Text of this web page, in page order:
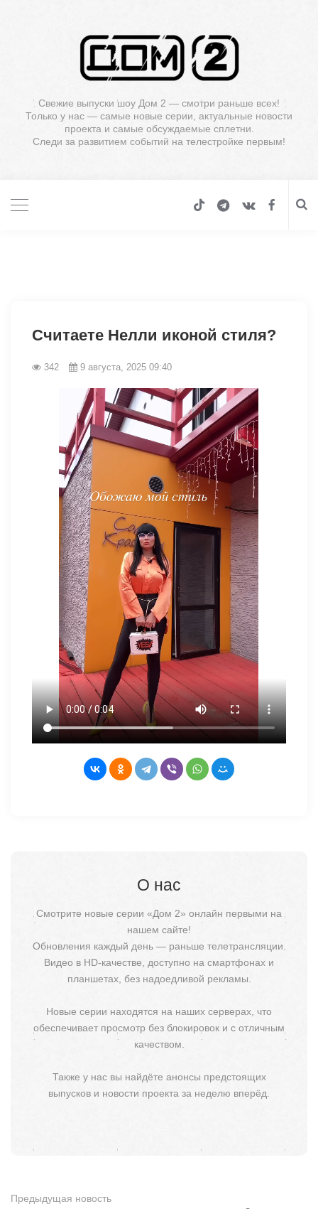
Свежие выпуски шоу Дом 2 — смотри раньше всех!
Только у нас — самые новые серии, актуальные новости
проекта и самые обсуждаемые сплетни.
Следи за развитием событий на телестройке первым!
Считаете Нелли иконой стиля?
342 9 августа, 2025 09:40
О нас
Смотрите новые серии «Дом 2» онлайн первыми на
нашем сайте!
Обновления каждый день — раньше телетрансляции.
Видео в HD-качестве, доступно на смартфонах и
планшетах, без надоедливой рекламы.
Новые серии находятся на наших серверах, что
обеспечивает просмотр без блокировок и с отличным
качеством.
Также у нас вы найдёте анонсы предстоящих
выпусков и новости проекта за неделю вперёд.
Предыдущая новость